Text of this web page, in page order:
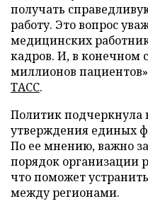
получать
работу. Это вопрос
медицинских
кадров. И, в конечном
миллионов
ТАСС.
Политик подчеркнула
утверждения единых
По ее мнению, важно
порядок организации
что поможет
между регионами.